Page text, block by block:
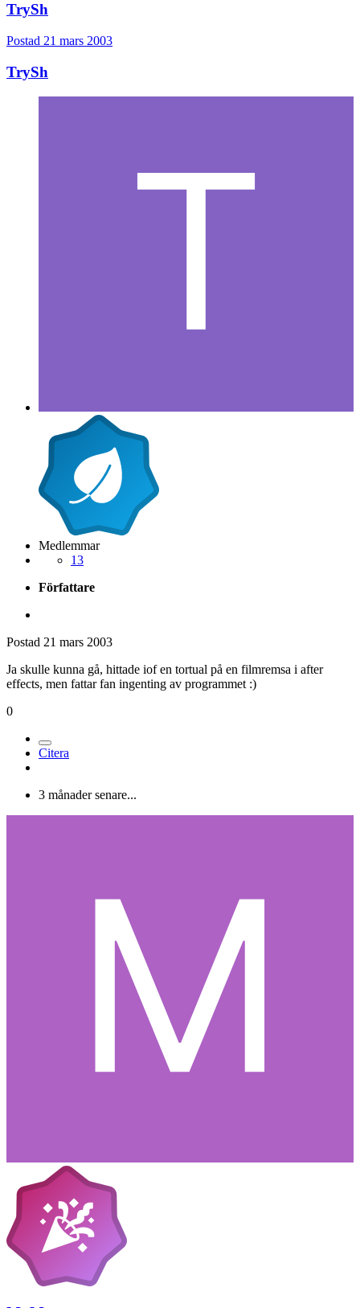
TrySh
Postad 21 mars 2003
TrySh
Medlemmar
13
Författare
Postad 21 mars 2003
Ja skulle kunna gå, hittade iof en tortual på en filmremsa i after
effects, men fattar fan ingenting av programmet :)
0
Citera
3 månader senare...